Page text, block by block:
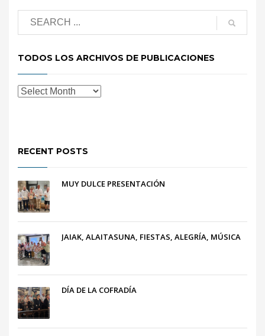
TODOS LOS ARCHIVOS DE PUBLICACIONES
RECENT POSTS
MUY DULCE PRESENTACIÓN
JAIAK, ALAITASUNA, FIESTAS, ALEGRÍA, MÚSICA
DÍA DE LA COFRADÍA